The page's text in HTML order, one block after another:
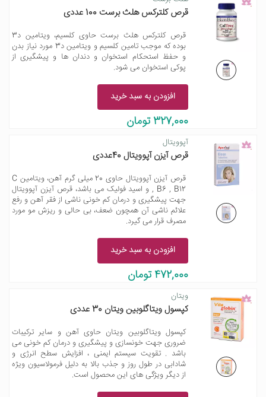
قرص کلترکس هلث برست 100 عددی
قرص کلترکس هلث برست حاوی کلسیم، ویتامین د3
بوده که موجب تامین کلسیم و ویتامین د3 مورد نیاز بدن
و حفظ استحکام استخوان و دندان ها و پیشگیری از
پوکی استخوان می شود.
افزودن به سبد خرید
327,000 تومان
آپوویتال
قرص آیزن آپوویتال 40عددی
قرص آیزن آپوویتال حاوی 20 میلی گرم آهن، ویتامین C
, B6 , B12 و اسید فولیک می باشد، قرص آیزن آپوویتال
جهت پیشگیری و درمان کم خونی ناشی از فقر آهن و رفع
علائم ناشی آن همچون ضعف، بی حالی و ریزش مو مورد
مصرف قرار می گیرد.
افزودن به سبد خرید
472,000 تومان
ویتان
کپسول ویتاگلوبین ویتان 30 عددی
کپسول ویتاگلوبین ویتان حاوی آهن و سایر ترکیبات
ضروری جهت خونسازی و پیشگیری و درمان کم خونی می
باشد . تقویت سیستم ایمنی ، افزایش سطح انرژی و
شادابی در طول روز و جذب بالا به دلیل فرمولاسیون ویژه
از دیگر ویژگی های این محصول است.